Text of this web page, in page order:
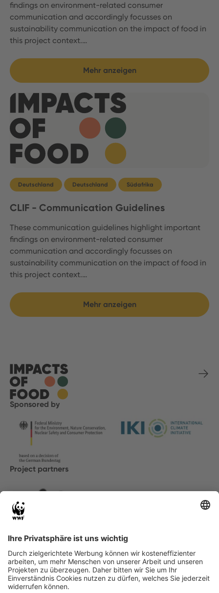
findings on environment-related consumer
communication and accordingly focusses on
sustainability communication on the impact of food in
this project context.…
Mehr anzeigen
Deutschland Deutschland Südafrika
CLIF - Communication Guidelines
These communication guidelines highlight important
findings on environment-related consumer
communication and accordingly focusses on
sustainability communication on the impact of food in
this project context.…
Mehr anzeigen
Sponsored by
Project partners